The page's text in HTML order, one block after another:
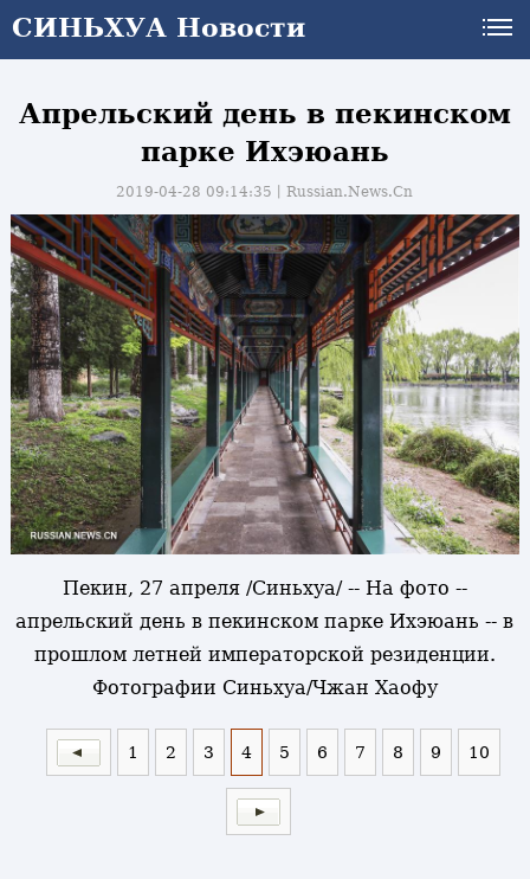
СИНЬХУА Новости
Апрельский день в пекинском
парке Ихэюань
2019-04-28 09:14:35丨Russian.News.Cn
Пекин, 27 апреля /Синьхуа/ -- На фото --
апрельский день в пекинском парке Ихэюань -- в
прошлом летней императорской резиденции.
Фотографии Синьхуа/Чжан Хаофу
1 2 3 4 5 6 7 8 9 10